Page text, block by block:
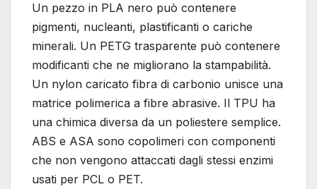
Un pezzo in PLA nero può contenere
pigmenti, nucleanti, plastificanti o cariche
minerali. Un PETG trasparente può contenere
modificanti che ne migliorano la stampabilità.
Un nylon caricato fibra di carbonio unisce una
matrice polimerica a fibre abrasive. Il TPU ha
una chimica diversa da un poliestere semplice.
ABS e ASA sono copolimeri con componenti
che non vengono attaccati dagli stessi enzimi
usati per PCL o PET.